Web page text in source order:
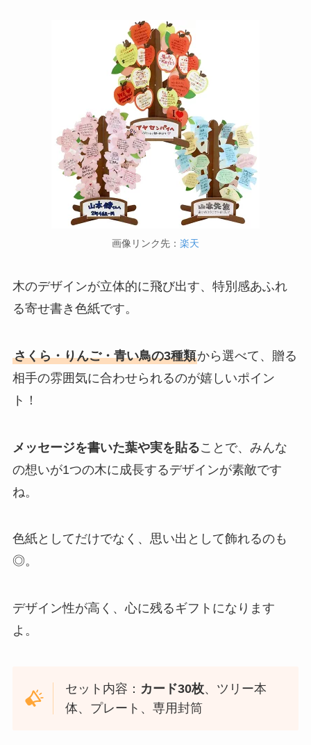
画像リンク先： 楽天
木のデザインが立体的に飛び出す、特別感あふれ
る寄せ書き色紙です。
さくら・りんご・青い鳥の3種類から選べて、贈る
相手の雰囲気に合わせられるのが嬉しいポイン
ト！
メッセージを書いた葉や実を貼ることで、みんな
の想いが1つの木に成長するデザインが素敵です
ね。
色紙としてだけでなく、思い出として飾れるのも
◎。
デザイン性が高く、心に残るギフトになります
よ。
セット内容： カード30枚、ツリー本
体、プレート、専用封筒